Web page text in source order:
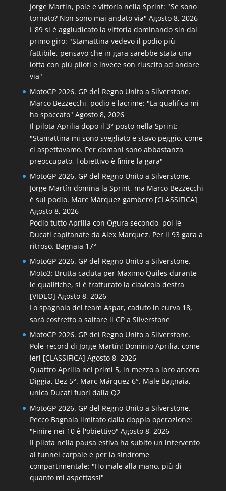
Jorge Martin, pole e vittoria nella Sprint: "Se sono
tornato? Non sono mai andato via" Agosto 8, 2026
L'89 si è aggiudicato la vittoria dominando sin dal
primo giro: "Stamattina vedevo il podio più
fattibile, pensavo che in gara sarebbe stata una
lotta con più piloti e invece son riuscito ad andare
via"
MotoGP 2026. GP del Regno Unito a Silverstone.
Marco Bezzecchi, podio e lacrime: "La qualifica mi
ha spaccato" Agosto 8, 2026
Il pilota Aprilia dopo il 3° posto nella Sprint:
"Stamattina mi sono svegliato e stavo peggio, come
ci aspettavamo. Per domani sono abbastanza
preoccupato, l'obiettivo è finire la gara"
MotoGP 2026. GP del Regno Unito a Silverstone.
Jorge Martín domina la Sprint, ma Marco Bezzecchi
è sul podio. Marc Márquez gambero [CLASSIFICA]
Agosto 8, 2026
Podio tutto Aprilia con Ogura secondo, poi le
Ducati capitanate da Alex Marquez. Per il 93 gara a
ritroso. Bagnaia 17°
MotoGP 2026. GP del Regno Unito a Silverstone.
Moto3: Brutta caduta per Maximo Quiles durante
le qualifiche, si è fratturato la clavicola destra
[VIDEO] Agosto 8, 2026
Lo spagnolo del team Aspar, caduto in curva 18,
sarà costretto a saltare il GP a Silverstone
MotoGP 2026. GP del Regno Unito a Silverstone.
Pole-record di Jorge Martín! Dominio Aprilia, come
ieri [CLASSIFICA] Agosto 8, 2026
Quattro Aprilia nei primi 5, in mezzo a loro ancora
Diggia, Bez 5°. Marc Márquez 6°. Male Bagnaia,
unica Ducati fuori dalla Q2
MotoGP 2026. GP del Regno Unito a Silverstone.
Pecco Bagnaia limitato dalla doppia operazione:
"Finire nei 10 è l'obiettivo" Agosto 8, 2026
Il pilota nella pausa estiva ha subito un intervento
al tunnel carpale e per la sindrome
compartimentale: "Ho male alla mano, più di
quanto mi aspettassi"